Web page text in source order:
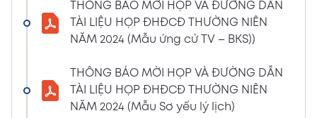
08/01/2024
4:38 PM
CHỨNG NHẬN ĐĂNG KÝ HOẠT ĐỘNG CHI
NHÁNH MÃ SỐ 2600106523-002
Xem PDF
04/01/2024
THÔNG BÁO MỜI HỌP VÀ ĐƯỜNG DẪN
TÀI LIỆU HỌP ĐHĐCĐ THƯỜNG NIÊN
NĂM 2024 (Mẫu ứng cử TV – BKS))
THÔNG BÁO MỜI HỌP VÀ ĐƯỜNG DẪN
TÀI LIỆU HỌP ĐHĐCĐ THƯỜNG NIÊN
NĂM 2024 (Mẫu Sơ yếu lý lịch)